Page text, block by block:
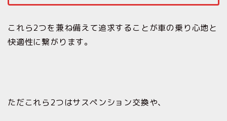
これら2つを兼ね備えて追求することが車の乗り心地と
快適性に繋がります。
ただこれら2つはサスペンション交換や、